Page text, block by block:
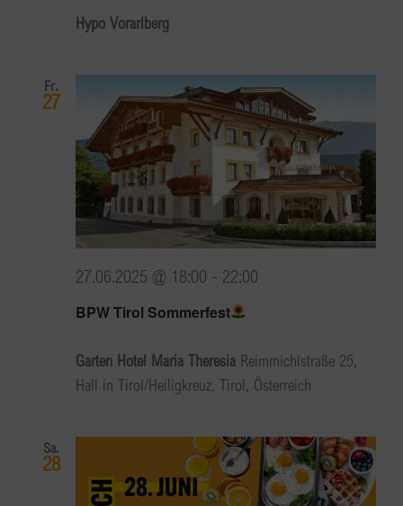
Hypo Vorarlberg
Fr.
27
BPW Tirol Sommerfest
27.06.2025 @ 18:00 - 22:00
Garten Hotel Maria Theresia Reimmichlstraße 25,
Hall in Tirol/Heiligkreuz, Tirol, Österreich
Sa.
28